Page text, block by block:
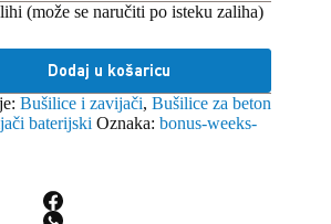
(može se naručiti po isteku zaliha)
Dodaj u košaricu
Bušilice i zavijači, Bušilice za beton
baterijski Oznaka: bonus-weeks-